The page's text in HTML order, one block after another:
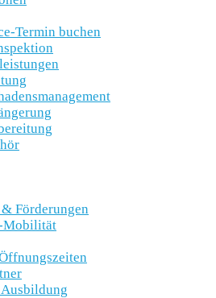
Termin buchen
Förderungen
Mobilität